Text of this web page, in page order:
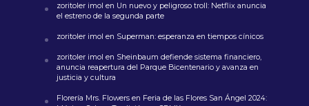
zoritoler imol en Un nuevo y peligroso troll: Netflix anuncia
el estreno de la segunda parte
zoritoler imol en Superman: esperanza en tiempos cínicos
zoritoler imol en Sheinbaum defiende sistema financiero,
anuncia reapertura del Parque Bicentenario y avanza en
justicia y cultura
Florería Mrs. Flowersen Feria de las Flores San Ángel 2024: